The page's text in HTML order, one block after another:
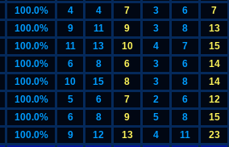
100.0% 4 4 7 3 6 7
100.0% 9 11 9 3 8 13
100.0% 11 13 10 4 7 15
100.0% 6 8 6 3 6 14
100.0% 10 15 8 3 8 14
100.0% 5 6 7 2 6 12
100.0% 6 8 9 5 8 15
100.0% 9 12 13 4 11 23